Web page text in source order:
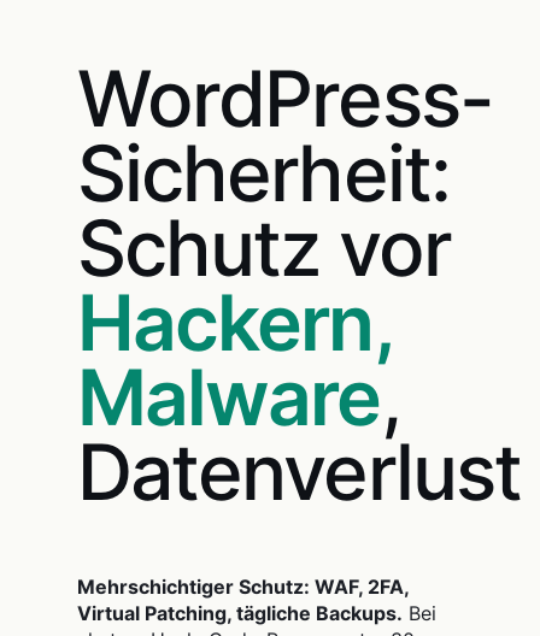
WordPress-
Sicherheit:
Schutz vor
Hackern,
Malware,
Datenverlust
Mehrschichtiger Schutz: WAF, 2FA,
Virtual Patching, tägliche Backups. Bei